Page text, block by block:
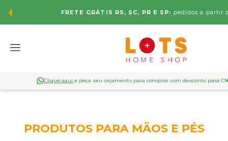
FRETE GRÁTIS RS, SC, PR E SP: pedidos a partir
Clique aqui e peça seu orçamento para comprar com desconto para
PRODUTOS PARA MÃOS E PÉS